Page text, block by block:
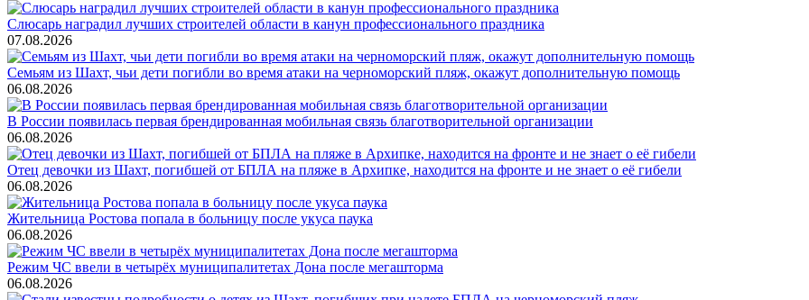
Слюсарь наградил лучших строителей области в канун профессионального праздника
07.08.2026
Семьям из Шахт, чьи дети погибли во время атаки на черноморский пляж, окажут дополнительную помощь
06.08.2026
В России появилась первая брендированная мобильная связь благотворительной организации
06.08.2026
Отец девочки из Шахт, погибшей от БПЛА на пляже в Архипке, находится на фронте и не знает о её гибели
06.08.2026
Жительница Ростова попала в больницу после укуса паука
06.08.2026
Режим ЧС ввели в четырёх муниципалитетах Дона после мегашторма
06.08.2026